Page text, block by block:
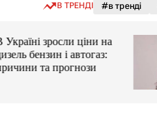
В ТРЕНДІ #в тренді
зросли ціни на
бензин і автогаз:
та прогнози